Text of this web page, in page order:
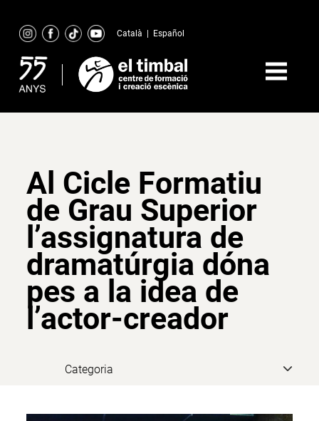
content
Català Español
Al Cicle Formatiu
de Grau Superior
l’assignatura de
dramatúrgia dóna
pes a la idea de
l’actor-creador